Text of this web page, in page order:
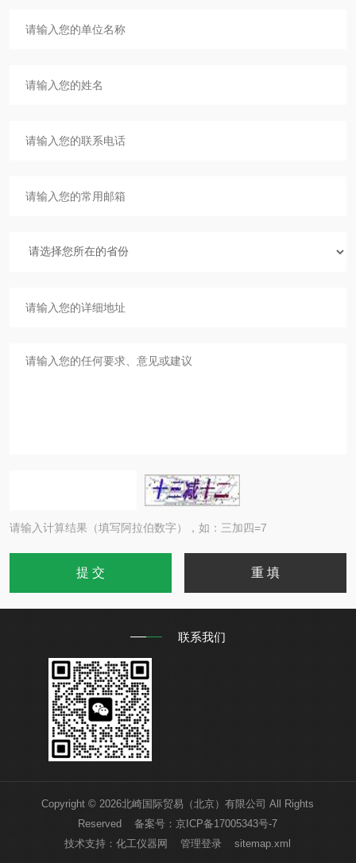
请输入计算结果（填写阿拉伯数字），如：三加四=7
联系我们
Copyright © 2026北崎国际贸易（北京）有限公司 All Rights
Reserved 备案号：京ICP备17005343号-7
技术支持：化工仪器网 管理登录 sitemap.xml